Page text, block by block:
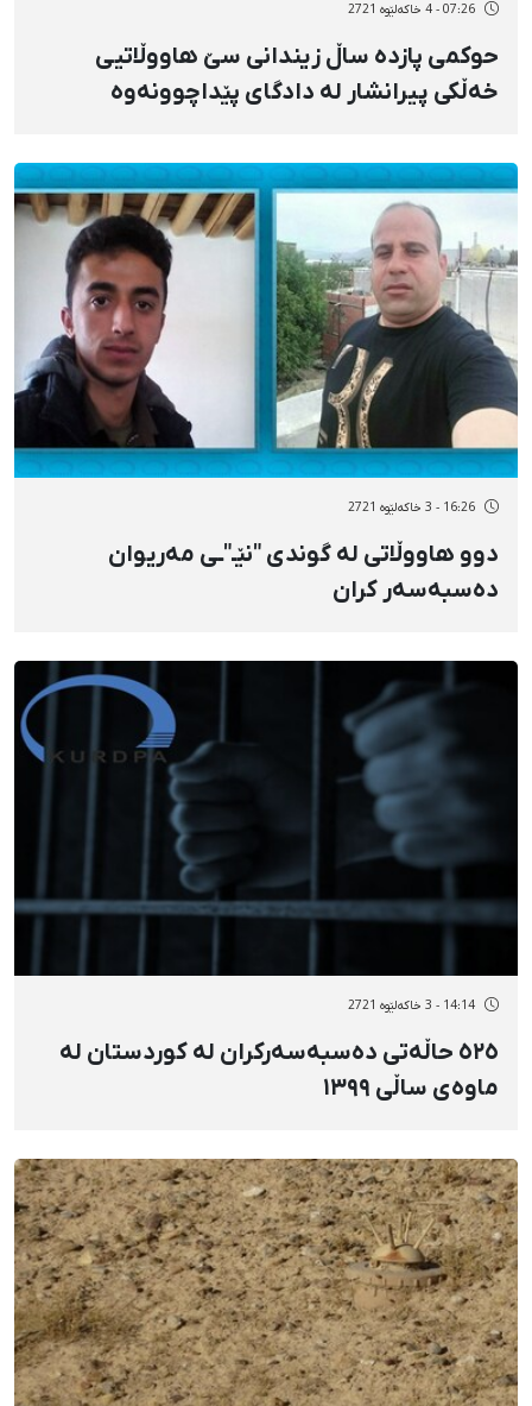
07:26 - 4 خاکەلێوه 2721
حوکمی پازدە ساڵ زیندانی سێ هاووڵاتیی
خەڵکی پیرانشار لە دادگای پێداچوونەوە
16:26 - 3 خاکەلێوه 2721
دوو هاووڵاتی لە گوندی "نێـ"ـی مەریوان
دەسبەسەر کران
14:14 - 3 خاکەلێوه 2721
٥٢٥ حاڵەتی دەسبەسەرکران لە کوردستان لە
ماوەی ساڵی ١٣٩٩